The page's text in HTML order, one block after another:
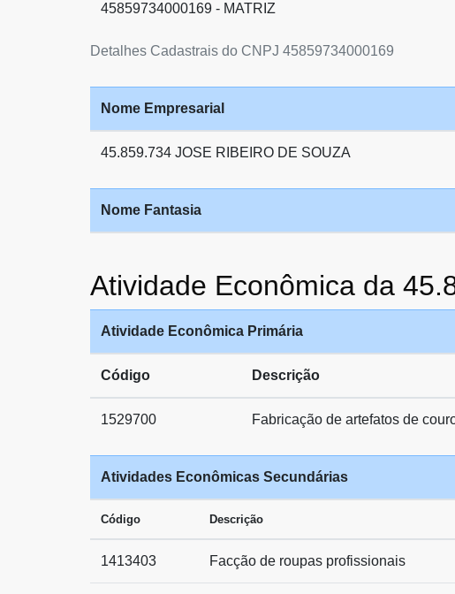
Detalhes Cadastrais do CNPJ 45859734000169
45859734000169 - MATRIZ
Nome Empresarial
45.859.734 JOSE RIBEIRO DE SOUZA
Nome Fantasia
Atividade Econômica da
Atividade Econômica Primária
Código Descrição
1529700 Fabricação de artefatos de
Atividades Econômicas Secundárias
Código Descrição
1413403 Facção de roupas profissionais